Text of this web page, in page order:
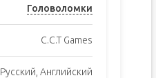
Головоломки
C.C.T Games
Русский, Английский